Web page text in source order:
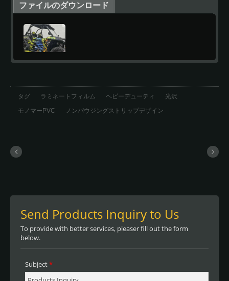
ファイルのダウンロード
タグ ラミネートフィルム ヘビーデューティ 光沢
モノマーPVC ノンパウジングストリップデザイン